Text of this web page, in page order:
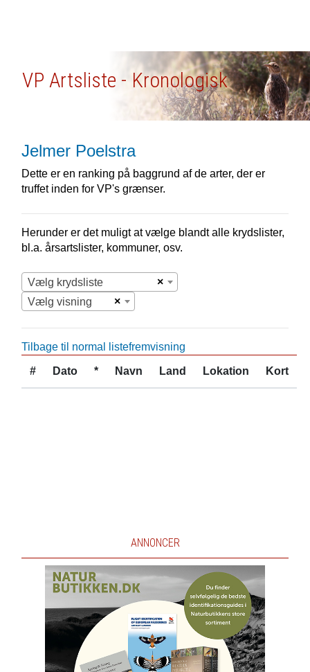
VP Artsliste - Kronologisk
Jelmer Poelstra
Dette er en ranking på baggrund af de arter, der er
truffet inden for VP's grænser.
Herunder er det muligt at vælge blandt alle krydslister,
bl.a. årsartslister, kommuner, osv.
×
Vælg krydsliste
×
Vælg visning
Tilbage til normal listefremvisning
# Dato * Navn Land Lokation Kort
ANNONCER